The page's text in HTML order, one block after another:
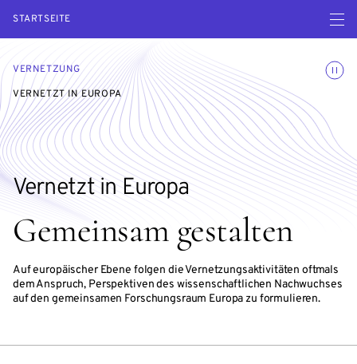
STARTSEITE Menü
VERNETZUNG
VERNETZT IN EUROPA
Vernetzt in Europa
Gemeinsam gestalten
Auf europäischer Ebene folgen die Vernetzungsaktivitäten oftmals
dem Anspruch, Perspektiven des wissenschaftlichen Nachwuchses
auf den gemeinsamen Forschungsraum Europa zu formulieren.